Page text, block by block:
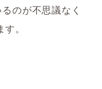
のが不思議なく
。